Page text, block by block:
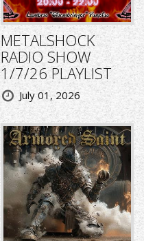
METALSHOCK
RADIO SHOW
1/7/26 PLAYLIST
July 01, 2026